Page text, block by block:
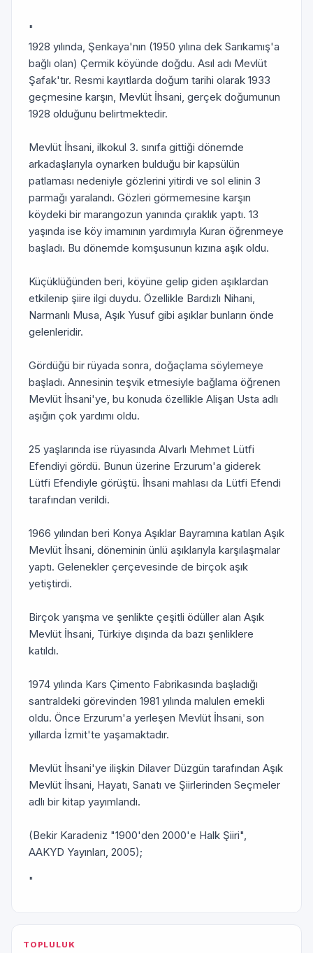
"
1928 yılında, Şenkaya'nın (1950 yılına dek Sarıkamış'a
bağlı olan) Çermik köyünde doğdu. Asıl adı Mevlüt
Şafak'tır. Resmi kayıtlarda doğum tarihi olarak 1933
geçmesine karşın, Mevlüt İhsani, gerçek doğumunun
1928 olduğunu belirtmektedir.
Mevlüt İhsani, ilkokul 3. sınıfa gittiği dönemde
arkadaşlarıyla oynarken bulduğu bir kapsülün
patlaması nedeniyle gözlerini yitirdi ve sol elinin 3
parmağı yaralandı. Gözleri görmemesine karşın
köydeki bir marangozun yanında çıraklık yaptı. 13
yaşında ise köy imamının yardımıyla Kuran öğrenmeye
başladı. Bu dönemde komşusunun kızına aşık oldu.
Küçüklüğünden beri, köyüne gelip giden aşıklardan
etkilenip şiire ilgi duydu. Özellikle Bardızlı Nihani,
Narmanlı Musa, Aşık Yusuf gibi aşıklar bunların önde
gelenleridir.
Gördüğü bir rüyada sonra, doğaçlama söylemeye
başladı. Annesinin teşvik etmesiyle bağlama öğrenen
Mevlüt İhsani'ye, bu konuda özellikle Alişan Usta adlı
aşığın çok yardımı oldu.
25 yaşlarında ise rüyasında Alvarlı Mehmet Lütfi
Efendiyi gördü. Bunun üzerine Erzurum'a giderek
Lütfi Efendiyle görüştü. İhsani mahlası da Lütfi Efendi
tarafından verildi.
1966 yılından beri Konya Aşıklar Bayramına katılan Aşık
Mevlüt İhsani, döneminin ünlü aşıklarıyla karşılaşmalar
yaptı. Gelenekler çerçevesinde de birçok aşık
yetiştirdi.
Birçok yarışma ve şenlikte çeşitli ödüller alan Aşık
Mevlüt İhsani, Türkiye dışında da bazı şenliklere
katıldı.
1974 yılında Kars Çimento Fabrikasında başladığı
santraldeki görevinden 1981 yılında malulen emekli
oldu. Önce Erzurum'a yerleşen Mevlüt İhsani, son
yıllarda İzmit'te yaşamaktadır.
Mevlüt İhsani'ye ilişkin Dilaver Düzgün tarafından Aşık
Mevlüt İhsani, Hayatı, Sanatı ve Şiirlerinden Seçmeler
adlı bir kitap yayımlandı.
(Bekir Karadeniz "1900'den 2000'e Halk Şiiri",
AAKYD Yayınları, 2005);
"
TOPLULUK